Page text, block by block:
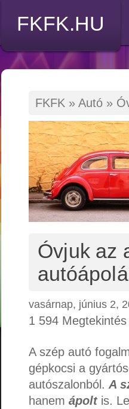
FKFK.HU
FKFK » Autó »
Óvjuk az
vasárnap, június 2,
1 594 Megtekintés
A szép autó
gépkocsi a
autószalonból. A
hanem ápoltis.